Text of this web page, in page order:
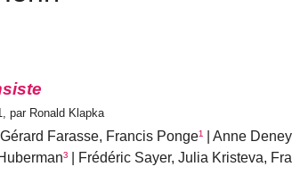
par Ronald Klapka
Farasse, Francis Ponge¹ | Anne
³ | Frédéric Sayer, Julia Kristeva,